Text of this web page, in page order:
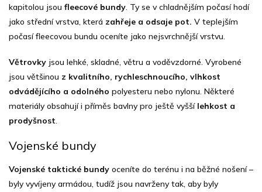
kapitolou jsou fleecové bundy. Ty se v chladnějším počasí hodí
jako střední vrstva, která zahřeje a odsaje pot. V teplejším
počasí fleecovou bundu oceníte jako nejsvrchnější vrstvu.
Větrovky jsou lehké, skladné, větru a voděvzdorné. Vyrobené
jsou většinou z kvalitního, rychleschnoucího, vlhkost
odvádějícího a odolného polyesteru nebo nylonu. Některé
materiály obsahují i příměs bavlny pro ještě vyšší lehkost a
prodyšnost.
Vojenské bundy
Vojenské taktické bundy oceníte do terénu i na běžné nošení –
byly vyvíjeny armádou, tudíž jsou navrženy tak, aby byly